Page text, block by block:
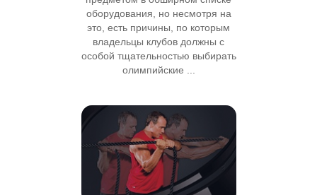
оборудования, но несмотря на
это, есть причины, по которым
владельцы клубов должны с
особой тщательностью выбирать
олимпийские ...